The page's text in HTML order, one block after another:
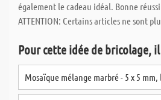
également le cadeau idéal. Bonne
ATTENTION: Certains articles ne sont
Pour cette idée de bricolage,
Mosaïque mélange marbré - 5 x 5 mm,